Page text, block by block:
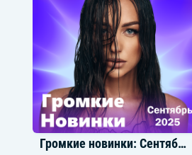
Jaman T
Громкие новинки: Сентябрь 2025